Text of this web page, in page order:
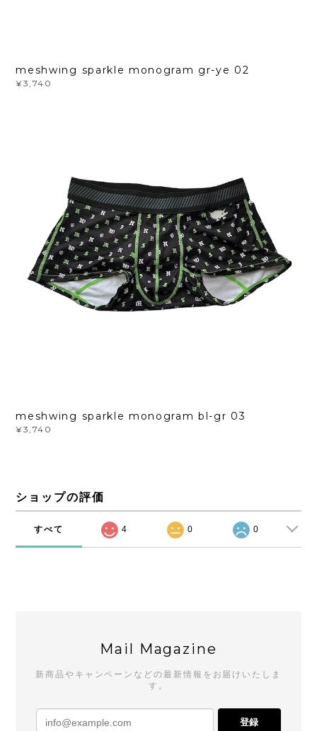
meshwing sparkle monogram gr-ye 02
¥3,740
meshwing sparkle monogram bl-gr 03
¥3,740
ショップの評価
すべて 4 0 0
Mail Magazine
新商品やキャンペーンなどの最新情報をお届けいたしま
す。
登録